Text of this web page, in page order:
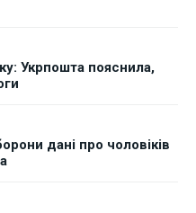
Укрпошта пояснила,
дані про чоловіків